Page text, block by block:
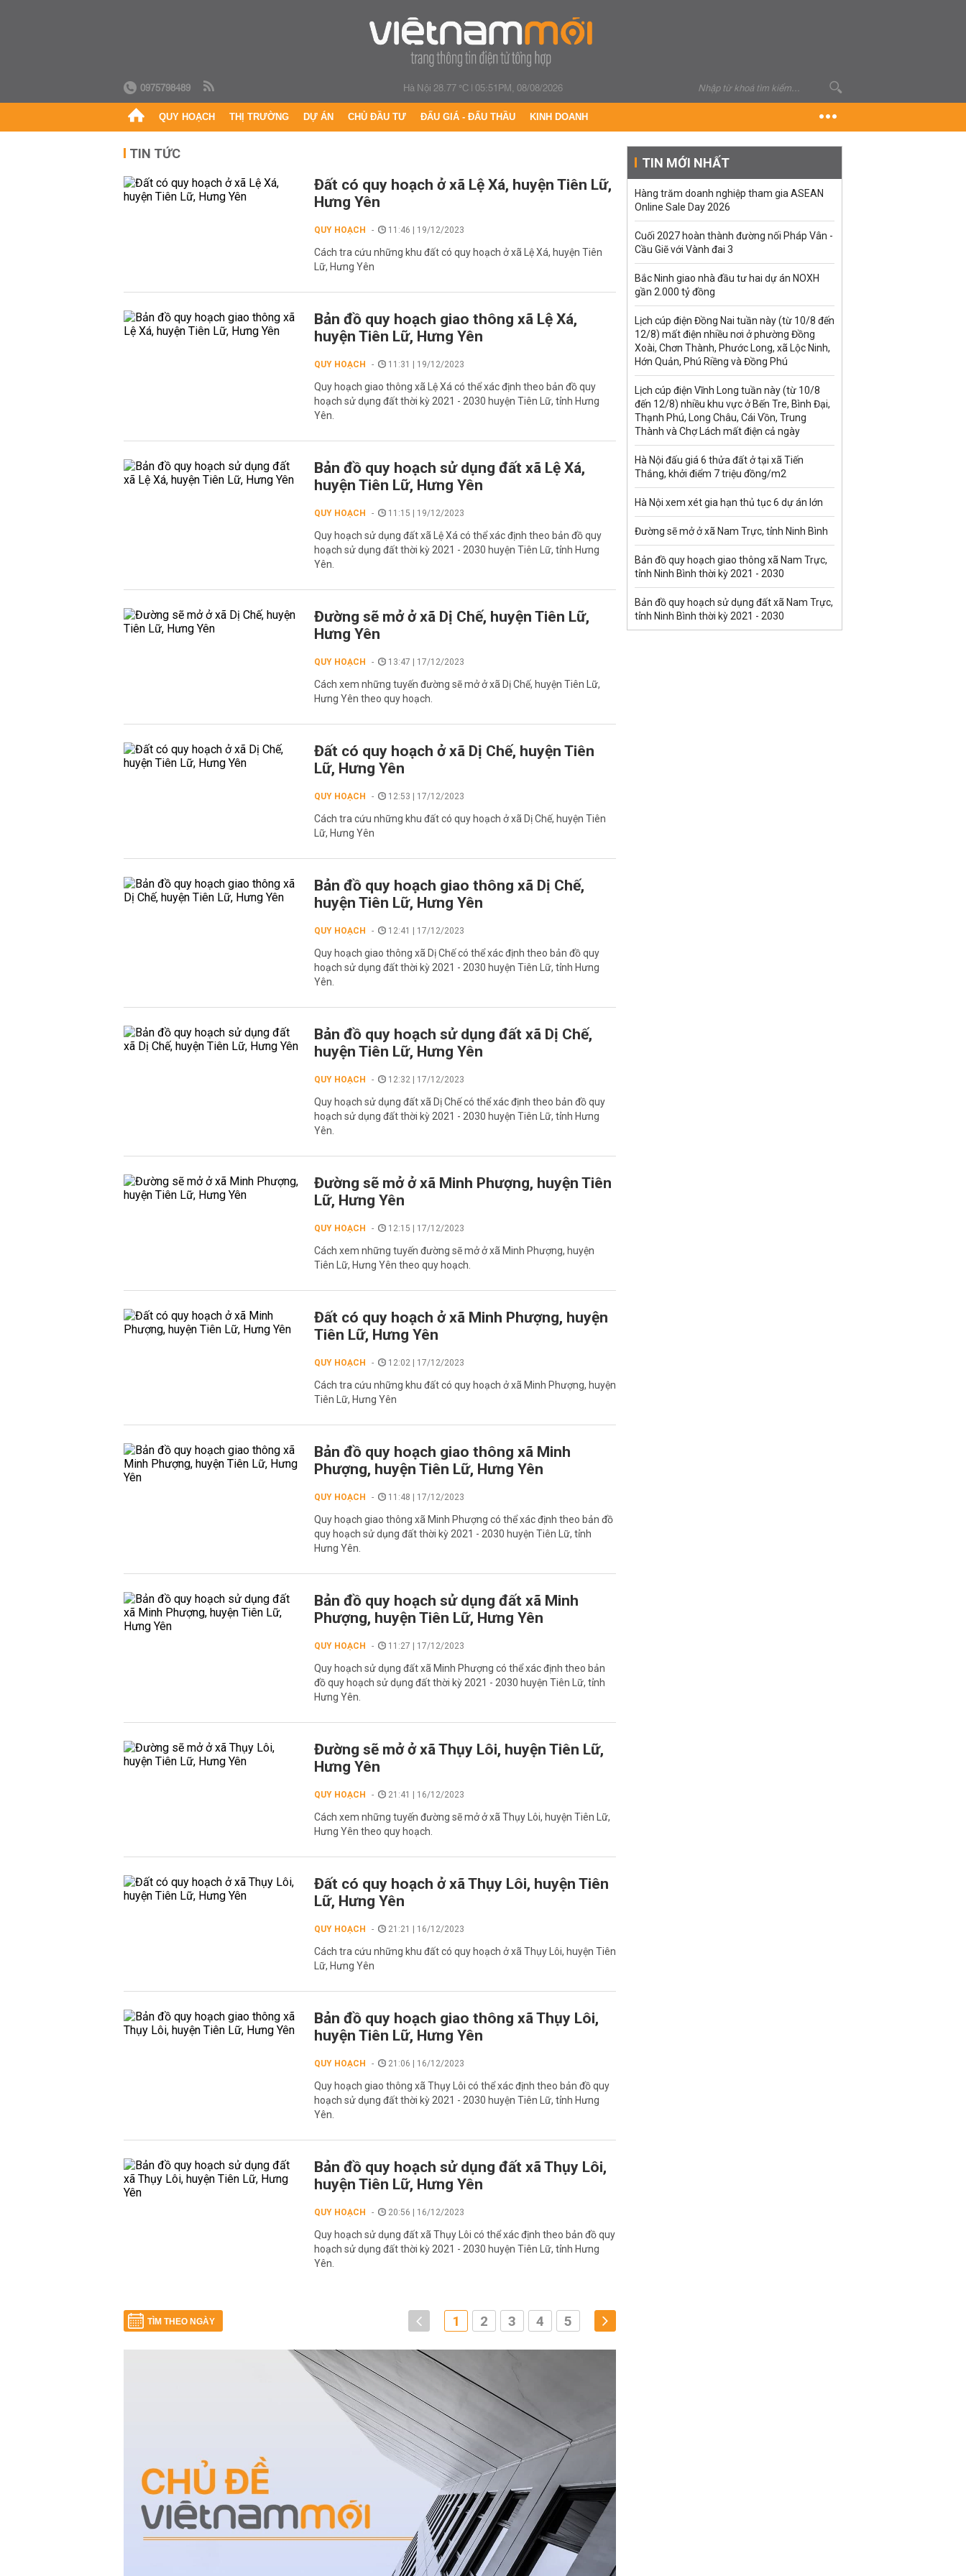
0975798489 Hà Nội 28.77 °C|05:51PM, 08/08/2026
QUY HOẠCH THỊ TRƯỜNG DỰ ÁN CHỦ ĐẦU TƯ ĐẤU GIÁ - ĐẤU THẦU KINH DOANH
TIN TỨC
Đất có quy hoạch ở xã Lệ Xá, huyện Tiên Lữ,
Hưng Yên
QUY HOẠCH 11:46 | 19/12/2023
Cách tra cứu những khu đất có quy hoạch ở xã Lệ Xá, huyện Tiên
Lữ, Hưng Yên
Bản đồ quy hoạch giao thông xã Lệ Xá,
huyện Tiên Lữ, Hưng Yên
QUY HOẠCH 11:31 | 19/12/2023
Quy hoạch giao thông xã Lệ Xá có thể xác định theo bản đồ quy
hoạch sử dụng đất thời kỳ 2021 - 2030 huyện Tiên Lữ, tỉnh Hưng
Yên.
Bản đồ quy hoạch sử dụng đất xã Lệ Xá,
huyện Tiên Lữ, Hưng Yên
QUY HOẠCH 11:15 | 19/12/2023
Quy hoạch sử dụng đất xã Lệ Xá có thể xác định theo bản đồ quy
hoạch sử dụng đất thời kỳ 2021 - 2030 huyện Tiên Lữ, tỉnh Hưng
Yên.
Đường sẽ mở ở xã Dị Chế, huyện Tiên Lữ,
Hưng Yên
QUY HOẠCH 13:47 | 17/12/2023
Cách xem những tuyến đường sẽ mở ở xã Dị Chế, huyện Tiên Lữ,
Hưng Yên theo quy hoạch.
Đất có quy hoạch ở xã Dị Chế, huyện Tiên
Lữ, Hưng Yên
QUY HOẠCH 12:53 | 17/12/2023
Cách tra cứu những khu đất có quy hoạch ở xã Dị Chế, huyện Tiên
Lữ, Hưng Yên
Bản đồ quy hoạch giao thông xã Dị Chế,
huyện Tiên Lữ, Hưng Yên
QUY HOẠCH 12:41 | 17/12/2023
Quy hoạch giao thông xã Dị Chế có thể xác định theo bản đồ quy
hoạch sử dụng đất thời kỳ 2021 - 2030 huyện Tiên Lữ, tỉnh Hưng
Yên.
Bản đồ quy hoạch sử dụng đất xã Dị Chế,
huyện Tiên Lữ, Hưng Yên
QUY HOẠCH 12:32 | 17/12/2023
Quy hoạch sử dụng đất xã Dị Chế có thể xác định theo bản đồ quy
hoạch sử dụng đất thời kỳ 2021 - 2030 huyện Tiên Lữ, tỉnh Hưng
Yên.
Đường sẽ mở ở xã Minh Phượng, huyện Tiên
Lữ, Hưng Yên
QUY HOẠCH 12:15 | 17/12/2023
Cách xem những tuyến đường sẽ mở ở xã Minh Phượng, huyện
Tiên Lữ, Hưng Yên theo quy hoạch.
Đất có quy hoạch ở xã Minh Phượng, huyện
Tiên Lữ, Hưng Yên
QUY HOẠCH 12:02 | 17/12/2023
Cách tra cứu những khu đất có quy hoạch ở xã Minh Phượng, huyện
Tiên Lữ, Hưng Yên
Bản đồ quy hoạch giao thông xã Minh
Phượng, huyện Tiên Lữ, Hưng Yên
QUY HOẠCH 11:48 | 17/12/2023
Quy hoạch giao thông xã Minh Phượng có thể xác định theo bản đồ
quy hoạch sử dụng đất thời kỳ 2021 - 2030 huyện Tiên Lữ, tỉnh
Hưng Yên.
Bản đồ quy hoạch sử dụng đất xã Minh
Phượng, huyện Tiên Lữ, Hưng Yên
QUY HOẠCH 11:27 | 17/12/2023
Quy hoạch sử dụng đất xã Minh Phượng có thể xác định theo bản
đồ quy hoạch sử dụng đất thời kỳ 2021 - 2030 huyện Tiên Lữ, tỉnh
Hưng Yên.
Đường sẽ mở ở xã Thụy Lôi, huyện Tiên Lữ,
Hưng Yên
QUY HOẠCH 21:41 | 16/12/2023
Cách xem những tuyến đường sẽ mở ở xã Thụy Lôi, huyện Tiên Lữ,
Hưng Yên theo quy hoạch.
Đất có quy hoạch ở xã Thụy Lôi, huyện Tiên
Lữ, Hưng Yên
QUY HOẠCH 21:21 | 16/12/2023
Cách tra cứu những khu đất có quy hoạch ở xã Thụy Lôi, huyện Tiên
Lữ, Hưng Yên
Bản đồ quy hoạch giao thông xã Thụy Lôi,
huyện Tiên Lữ, Hưng Yên
QUY HOẠCH 21:06 | 16/12/2023
Quy hoạch giao thông xã Thụy Lôi có thể xác định theo bản đồ quy
hoạch sử dụng đất thời kỳ 2021 - 2030 huyện Tiên Lữ, tỉnh Hưng
Yên.
Bản đồ quy hoạch sử dụng đất xã Thụy Lôi,
huyện Tiên Lữ, Hưng Yên
QUY HOẠCH 20:56 | 16/12/2023
Quy hoạch sử dụng đất xã Thụy Lôi có thể xác định theo bản đồ quy
hoạch sử dụng đất thời kỳ 2021 - 2030 huyện Tiên Lữ, tỉnh Hưng
Yên.
TÌM THEO NGÀY 1 2 3 4 5
TIN MỚI NHẤT
Hàng trăm doanh nghiệp tham gia ASEAN
Online Sale Day 2026
Cuối 2027 hoàn thành đường nối Pháp Vân -
Cầu Giẽ với Vành đai 3
Bắc Ninh giao nhà đầu tư hai dự án NOXH
gần 2.000 tỷ đồng
Lịch cúp điện Đồng Nai tuần này (từ 10/8 đến
12/8) mất điện nhiều nơi ở phường Đồng
Xoài, Chơn Thành, Phước Long, xã Lộc Ninh,
Hớn Quản, Phú Riềng và Đồng Phú
Lịch cúp điện Vĩnh Long tuần này (từ 10/8
đến 12/8) nhiều khu vực ở Bến Tre, Bình Đại,
Thạnh Phú, Long Châu, Cái Vồn, Trung
Thành và Chợ Lách mất điện cả ngày
Hà Nội đấu giá 6 thửa đất ở tại xã Tiến
Thắng, khởi điểm 7 triệu đồng/m2
Hà Nội xem xét gia hạn thủ tục 6 dự án lớn
Đường sẽ mở ở xã Nam Trực, tỉnh Ninh Bình
Bản đồ quy hoạch giao thông xã Nam Trực,
tỉnh Ninh Bình thời kỳ 2021 - 2030
Bản đồ quy hoạch sử dụng đất xã Nam Trực,
tỉnh Ninh Bình thời kỳ 2021 - 2030